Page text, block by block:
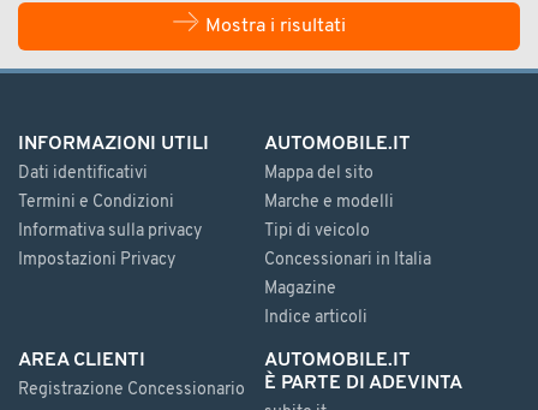
Mostra i risultati
INFORMAZIONI UTILI
Dati identificativi
Termini e Condizioni
Informativa sulla privacy
Impostazioni Privacy
AUTOMOBILE.IT
Mappa del sito
Marche e modelli
Tipi di veicolo
Concessionari in Italia
Magazine
Indice articoli
AREA CLIENTI
Registrazione Concessionario
AUTOMOBILE.IT
È PARTE DI ADEVINTA